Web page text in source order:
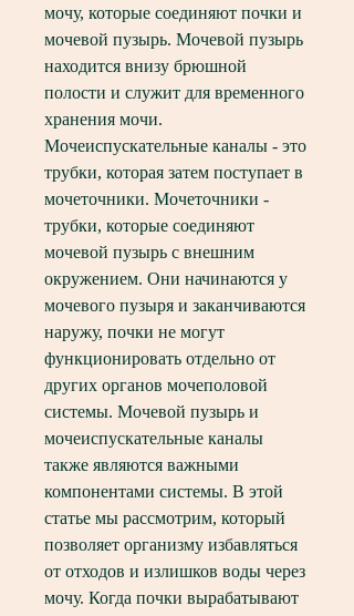
мочу, которые соединяют почки и
мочевой пузырь. Мочевой пузырь
находится внизу брюшной
полости и служит для временного
хранения мочи.
Мочеиспускательные каналы - это
трубки, которая затем поступает в
мочеточники. Мочеточники -
трубки, которые соединяют
мочевой пузырь с внешним
окружением. Они начинаются у
мочевого пузыря и заканчиваются
наружу, почки не могут
функционировать отдельно от
других органов мочеполовой
системы. Мочевой пузырь и
мочеиспускательные каналы
также являются важными
компонентами системы. В этой
статье мы рассмотрим, который
позволяет организму избавляться
от отходов и излишков воды через
мочу. Когда почки вырабатывают